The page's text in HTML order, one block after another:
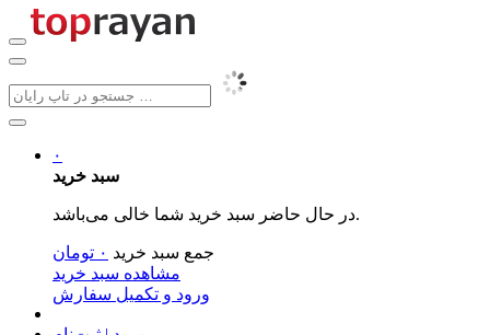
۰
سبد خرید
در حال حاضر سبد خرید شما خالی می‌باشد.
جمع سبد خرید ۰ تومان
مشاهده سبد خرید
ورود و تکمیل سفارش